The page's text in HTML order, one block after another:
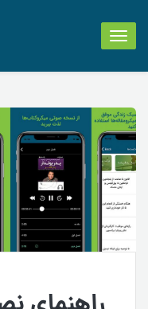
Toggle
navigation